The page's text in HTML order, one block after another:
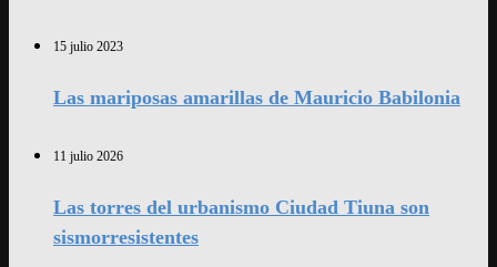
15 julio 2023
Las mariposas amarillas de Mauricio Babilonia
11 julio 2026
Las torres del urbanismo Ciudad Tiuna son
sismorresistentes